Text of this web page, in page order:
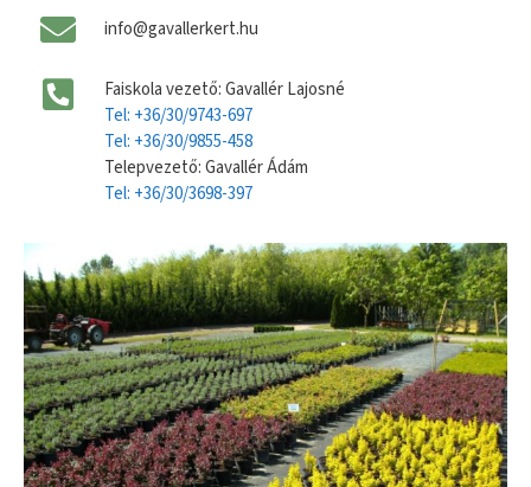
info@gavallerkert.hu
Faiskola vezető: Gavallér Lajosné
Tel: +36/30/9743-697
Tel: +36/30/9855-458
Telepvezető: Gavallér Ádám
Tel: +36/30/3698-397